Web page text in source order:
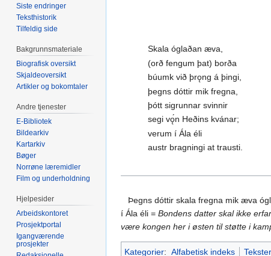
Skala óglaðan æva,
(orð fengum þat) borða
búumk við þrǫng á þingi,
þegns dóttir mik fregna,
þótt sigrunnar svinnir
segi vǫ́n Heðins kvánar;
verum í Ála éli
austr bragningi at trausti.
Þegns dóttir skala fregna mik æva
í Ála éli = Bondens datter skal ikke
være kongen her i østen til støtte i
Kategorier: Alfabetisk indeks
Siste endringer
Teksthistorik
Tilfeldig side
Bakgrunnsmateriale
Biografisk oversikt
Skjaldeoversikt
Artikler og bokomtaler
Andre tjenester
E-Bibliotek
Bildearkiv
Kartarkiv
Bøger
Norrøne læremidler
Film og underholdning
Hjelpesider
Arbeidskontoret
Prosjektportal
Igangværende
prosjekter